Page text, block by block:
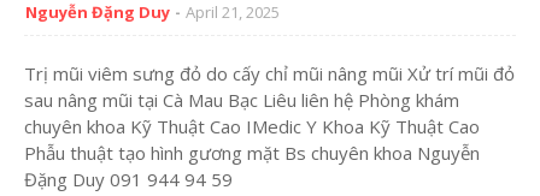
Nguyễn Đặng Duy April 21, 2025
Trị mũi viêm sưng đỏ do cấy chỉ mũi nâng mũi Xử trí mũi đỏ
sau nâng mũi tại Cà Mau Bạc Liêu liên hệ Phòng khám
chuyên khoa Kỹ Thuật Cao IMedic Y Khoa Kỹ Thuật Cao
Phẫu thuật tạo hình gương mặt Bs chuyên khoa Nguyễn
Đặng Duy 091 944 94 59